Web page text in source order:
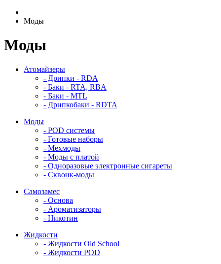
Моды
Моды
Атомайзеры
- Дрипки - RDA
- Баки - RTA, RBA
- Баки - MTL
- Дрипкобаки - RDTA
Моды
- POD системы
- Готовые наборы
- Мехмоды
- Моды с платой
- Одноразовые электронные сигареты
- Сквонк-моды
Самозамес
- Основа
- Ароматизаторы
- Никотин
Жидкости
- Жидкости Old School
- Жидкости POD